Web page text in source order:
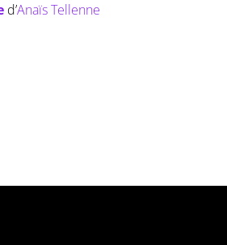
d’Anaïs Tellenne